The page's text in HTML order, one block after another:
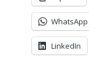
WhatsApp
LinkedIn